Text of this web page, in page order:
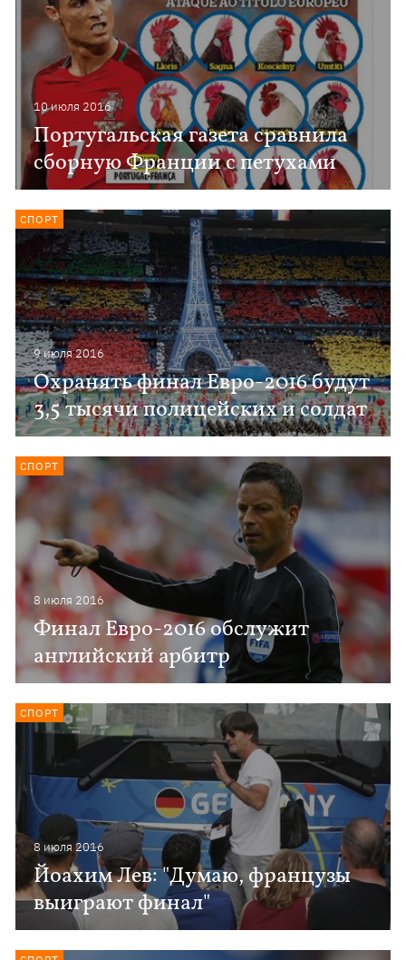
10 июля 2016
Португальская газета сравнила
сборную Франции с петухами
9 июля 2016
Охранять финал Евро-2016 будут
3,5 тысячи полицейских и солдат
СПОРТ
8 июля 2016
Финал Евро-2016 обслужит
английский арбитр
СПОРТ
8 июля 2016
Йоахим Лев: "Думаю, французы
выиграют финал"
СПОРТ